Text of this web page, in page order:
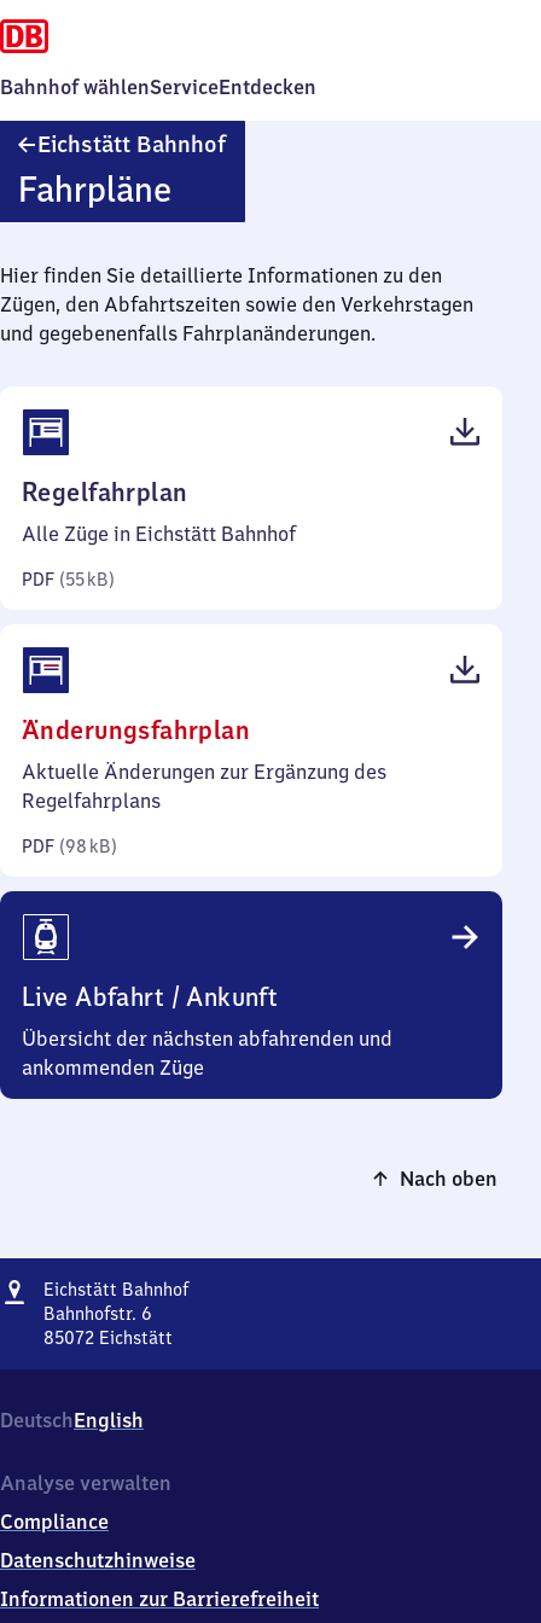
Bahnhof wählenServiceEntdecken
Eichstätt BahnhofEichstätt
Fahrpläne
Hier finden Sie detaillierte Informationen zu den
Zügen, den Abfahrtszeiten sowie den Verkehrstagen
und gegebenenfalls Fahrplanänderungen.
Regelfahrplan
55
Alle Züge in Eichstätt Bahnhof
PDF (55 kB)
Änderungsfahrplan
98
Aktuelle Änderungen zur Ergänzung des
Regelfahrplans
PDF (98 kB)
Live Abfahrt / Ankunft
Übersicht der nächsten abfahrenden und
ankommenden Züge
Nach oben
Adresse
Eichstätt BahnhofEichstätt
Bahnhofstr. 6
85072 Eichstätt
Bahnhofstr.
6,
5
7
2
DeutschEnglish
Analyse verwalten
Compliance
Datenschutzhinweise
Informationen zur Barrierefreiheit